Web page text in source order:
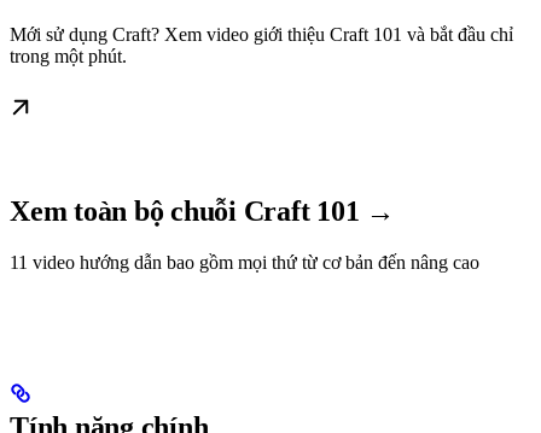
Mới sử dụng Craft? Xem video giới thiệu Craft 101 và bắt đầu chỉ
trong một phút.
Xem toàn bộ chuỗi Craft 101 →
11 video hướng dẫn bao gồm mọi thứ từ cơ bản đến nâng cao
Tính năng chính